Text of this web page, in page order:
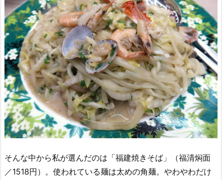
そんな中から私が選んだのは「福建焼きそば」（福清焖面
／1518円）。使われている麺は太めの角麺。やわやわだけ